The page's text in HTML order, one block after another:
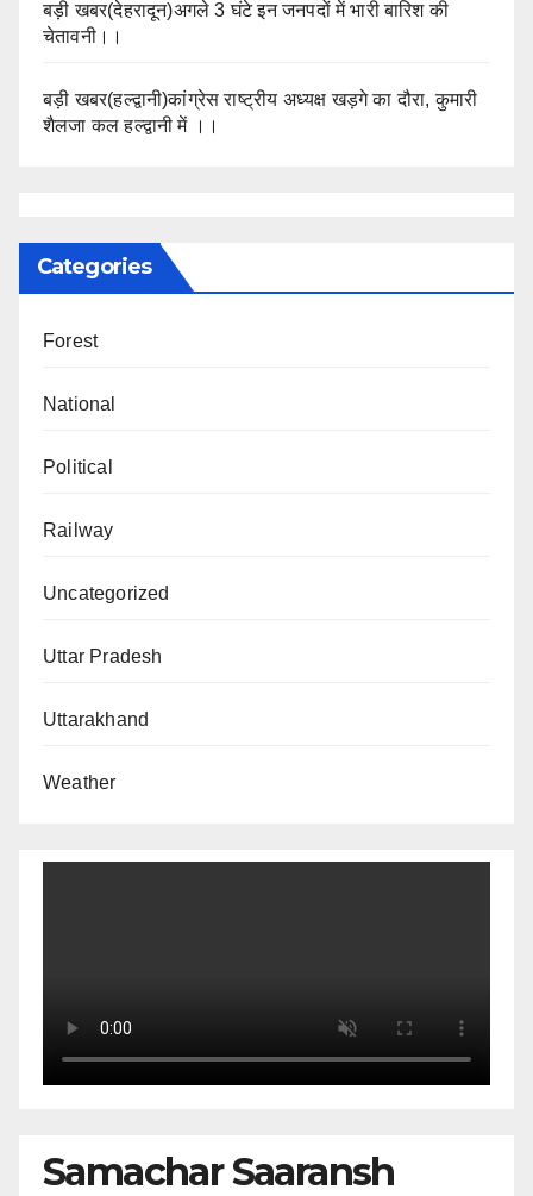
बड़ी खबर(देहरादून)अगले 3 घंटे इन जनपदों में भारी बारिश की
चेतावनी।।
बड़ी खबर(हल्द्वानी)कांग्रेस राष्ट्रीय अध्यक्ष खड़गे का दौरा, कुमारी
शैलजा कल हल्द्वानी में ।।
Categories
Forest
National
Political
Railway
Uncategorized
Uttar Pradesh
Uttarakhand
Weather
Samachar Saaransh